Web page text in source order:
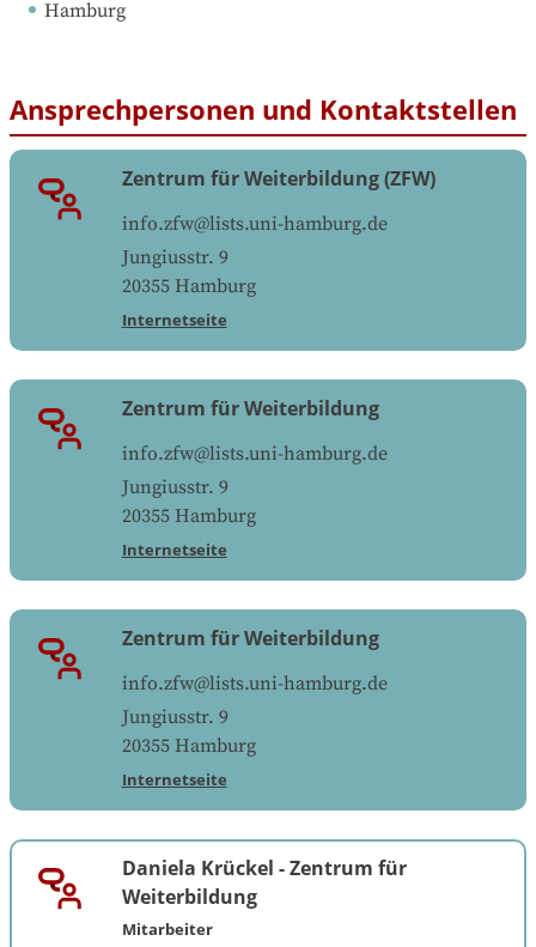
Hamburg
Ansprechpersonen und Kontaktstellen
Zentrum für Weiterbildung (ZFW)
info.zfw@lists.uni-hamburg.de
Jungiusstr. 9
20355 Hamburg
Internetseite
Zentrum für Weiterbildung
info.zfw@lists.uni-hamburg.de
Jungiusstr. 9
20355 Hamburg
Internetseite
Zentrum für Weiterbildung
info.zfw@lists.uni-hamburg.de
Jungiusstr. 9
20355 Hamburg
Internetseite
Daniela Krückel -Zentrum für
Weiterbildung
Mitarbeiter